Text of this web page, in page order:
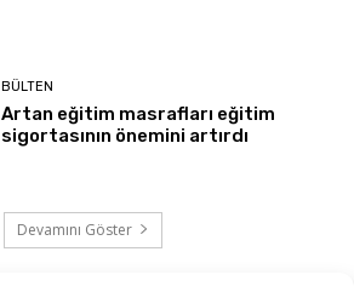
BÜLTEN
Artan eğitim masrafları eğitim
sigortasının önemini artırdı
Devamını Göster